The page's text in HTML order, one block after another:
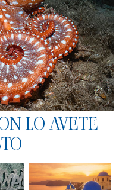
LO AVETE